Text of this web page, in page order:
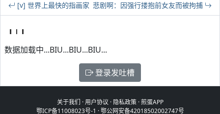
[v] 世界上最快的指画家 悲剧啊：因强行搂抱前女友而被拘捕
数据加载中...BIU...BIU...BIU...
登录发吐槽
关于我们 ·用户协议 · 隐私政策·煎蛋APP
鄂ICP备11008023号-1 ·鄂公网安备42018502002747号